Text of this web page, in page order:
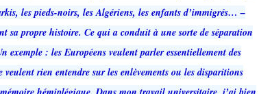
les pieds-noirs, les Algériens, les enfants d’immigrés… –
sa propre histoire. Ce qui a conduit à une sorte de séparation
exemple : les Européens veulent parler essentiellement des
veulent rien entendre sur les enlèvements ou les disparitions